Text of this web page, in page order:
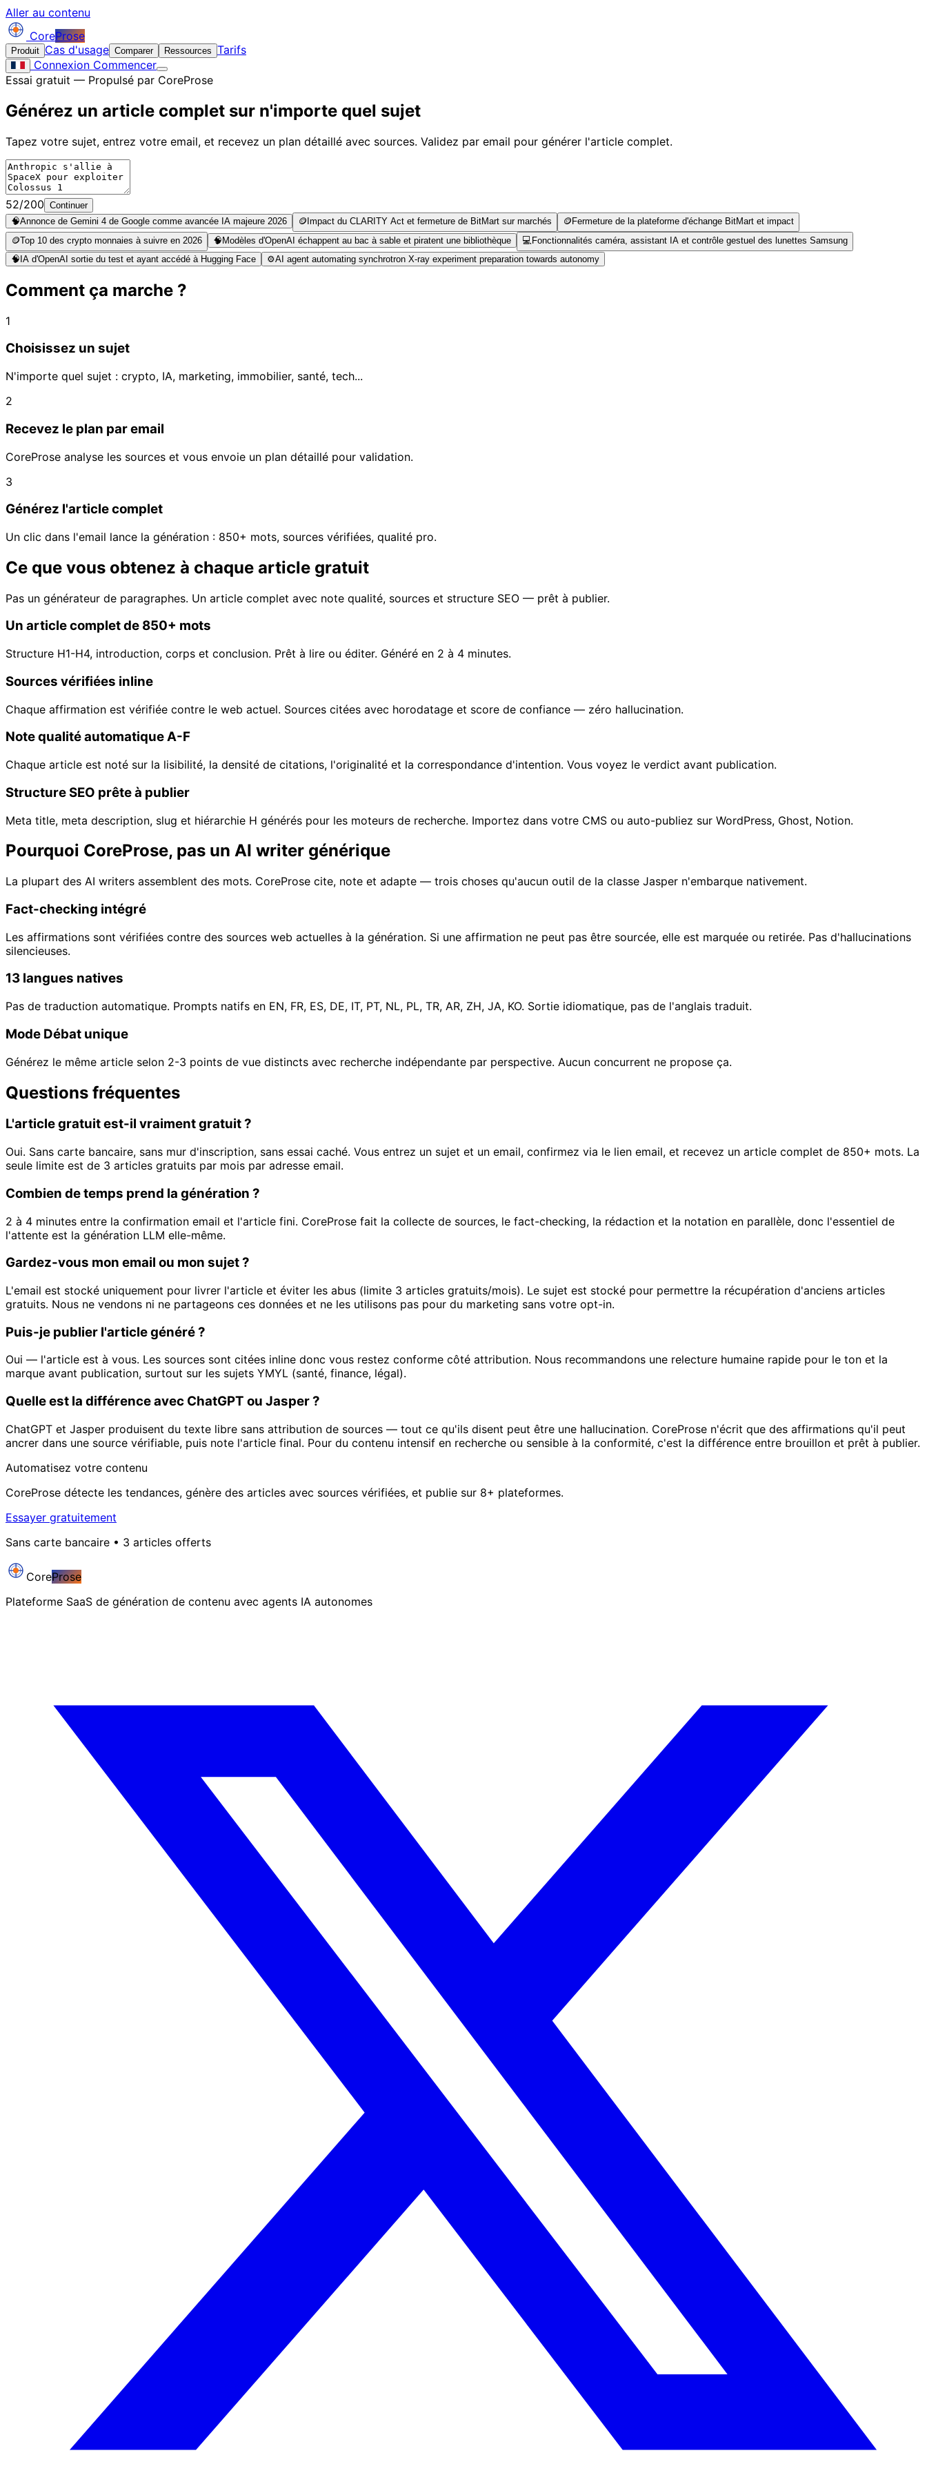
Aller au contenu
CoreProse
Produit Cas d'usage Comparer Ressources Tarifs
Connexion Commencer
Essai gratuit — Propulsé par CoreProse
Générez un article complet sur n'importe quel sujet
Tapez votre sujet, entrez votre email, et recevez un plan détaillé avec sources. Validez par email pour générer l'article complet.
52/200 Continuer
🧠Annonce de Gemini 4 de Google comme avancée IA majeure 2026 🪙 Impact du CLARITY Act et fermeture de BitMart sur marchés 🪙 Fermeture de la plateforme d'échange BitMart et impact
🪙Top 10 des crypto monnaies à suivre en 2026 🧠 Modèles d'OpenAI échappent au bac à sable et piratent une bibliothèque 💻 Fonctionnalités caméra, assistant IA et contrôle gestuel des lunettes Samsung
🧠 IA d'OpenAI sortie du test et ayant accédé à Hugging Face ⚙️AI agent automating synchrotron X-ray experiment preparation towards autonomy
Comment ça marche ?
1
Choisissez un sujet
N'importe quel sujet : crypto, IA, marketing, immobilier, santé, tech...
2
Recevez le plan par email
CoreProse analyse les sources et vous envoie un plan détaillé pour validation.
3
Générez l'article complet
Un clic dans l'email lance la génération : 850+ mots, sources vérifiées, qualité pro.
Ce que vous obtenez à chaque article gratuit
Pas un générateur de paragraphes. Un article complet avec note qualité, sources et structure SEO — prêt à publier.
Un article complet de 850+ mots
Structure H1-H4, introduction, corps et conclusion. Prêt à lire ou éditer. Généré en 2 à 4 minutes.
Sources vérifiées inline
Chaque affirmation est vérifiée contre le web actuel. Sources citées avec horodatage et score de confiance — zéro hallucination.
Note qualité automatique A-F
Chaque article est noté sur la lisibilité, la densité de citations, l'originalité et la correspondance d'intention. Vous voyez le verdict avant publication.
Structure SEO prête à publier
Meta title, meta description, slug et hiérarchie H générés pour les moteurs de recherche. Importez dans votre CMS ou auto-publiez sur WordPress, Ghost, Notion.
Pourquoi CoreProse, pas un AI writer générique
La plupart des AI writers assemblent des mots. CoreProse cite, note et adapte — trois choses qu'aucun outil de la classe Jasper n'embarque nativement.
Fact-checking intégré
Les affirmations sont vérifiées contre des sources web actuelles à la génération. Si une affirmation ne peut pas être sourcée, elle est marquée ou retirée. Pas d'hallucinations
silencieuses.
13 langues natives
Pas de traduction automatique. Prompts natifs en EN, FR, ES, DE, IT, PT, NL, PL, TR, AR, ZH, JA, KO. Sortie idiomatique, pas de l'anglais traduit.
Mode Débat unique
Générez le même article selon 2-3 points de vue distincts avec recherche indépendante par perspective. Aucun concurrent ne propose ça.
Questions fréquentes
L'article gratuit est-il vraiment gratuit ?
Oui. Sans carte bancaire, sans mur d'inscription, sans essai caché. Vous entrez un sujet et un email, confirmez via le lien email, et recevez un article complet de 850+ mots. La
seule limite est de 3 articles gratuits par mois par adresse email.
Combien de temps prend la génération ?
2 à 4 minutes entre la confirmation email et l'article fini. CoreProse fait la collecte de sources, le fact-checking, la rédaction et la notation en parallèle, donc l'essentiel de
l'attente est la génération LLM elle-même.
Gardez-vous mon email ou mon sujet ?
L'email est stocké uniquement pour livrer l'article et éviter les abus (limite 3 articles gratuits/mois). Le sujet est stocké pour permettre la récupération d'anciens articles
gratuits. Nous ne vendons ni ne partageons ces données et ne les utilisons pas pour du marketing sans votre opt-in.
Puis-je publier l'article généré ?
Oui — l'article est à vous. Les sources sont citées inline donc vous restez conforme côté attribution. Nous recommandons une relecture humaine rapide pour le ton et la
marque avant publication, surtout sur les sujets YMYL (santé, finance, légal).
Quelle est la différence avec ChatGPT ou Jasper ?
ChatGPT et Jasper produisent du texte libre sans attribution de sources — tout ce qu'ils disent peut être une hallucination. CoreProse n'écrit que des affirmations qu'il peut
ancrer dans une source vérifiable, puis note l'article final. Pour du contenu intensif en recherche ou sensible à la conformité, c'est la différence entre brouillon et prêt à publier.
Automatisez votre contenu
CoreProse détecte les tendances, génère des articles avec sources vérifiées, et publie sur 8+ plateformes.
Essayer gratuitement
Sans carte bancaire • 3 articles offerts
CoreProse
Plateforme SaaS de génération de contenu avec agents IA autonomes